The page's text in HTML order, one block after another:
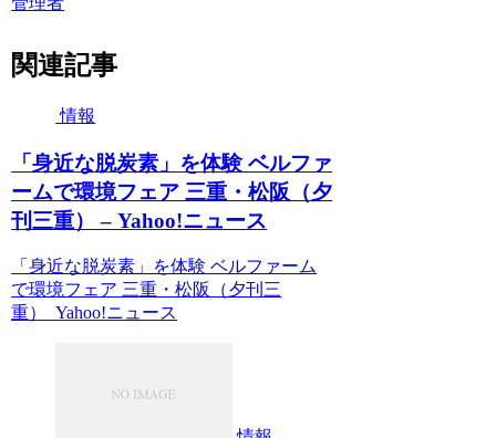
関連記事
情報
「身近な脱炭素」を体験 ベルファ
ームで環境フェア 三重・松阪（夕
刊三重） – Yahoo!ニュース
「身近な脱炭素」を体験 ベルファーム
で環境フェア 三重・松阪（夕刊三
重） Yahoo!ニュース